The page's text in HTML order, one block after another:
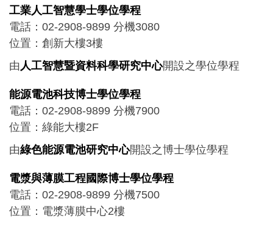
工業人工智慧學士學位學程
電話：02-2908-9899 分機3080
位置：創新大樓3樓
由人工智慧暨資料科學研究中心開設之學位學程
能源電池科技博士學位學程
電話：02-2908-9899 分機7900
位置：綠能大樓2F
由綠色能源電池研究中心開設之博士學位學程
電漿與薄膜工程國際博士學位學程
電話：02-2908-9899 分機7500
位置：電漿薄膜中心2樓